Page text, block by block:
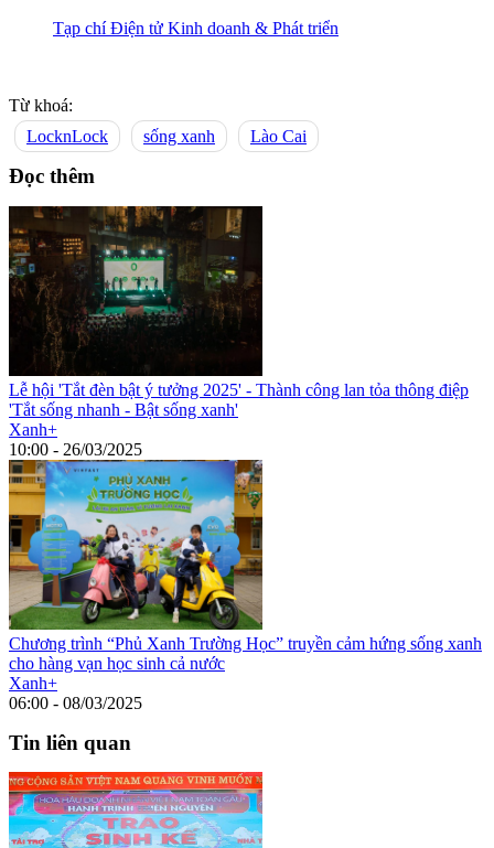
Tạp chí Điện tử Kinh doanh & Phát triển
Từ khoá:
LocknLock
sống xanh Lào Cai
Đọc thêm
Lễ hội 'Tắt đèn bật ý tưởng 2025' - Thành công lan tỏa thông điệp
'Tắt sống nhanh - Bật sống xanh'
Xanh+
10:00 - 26/03/2025
Chương trình “Phủ Xanh Trường Học” truyền cảm hứng sống xanh
cho hàng vạn học sinh cả nước
Xanh+
06:00 - 08/03/2025
Tin liên quan